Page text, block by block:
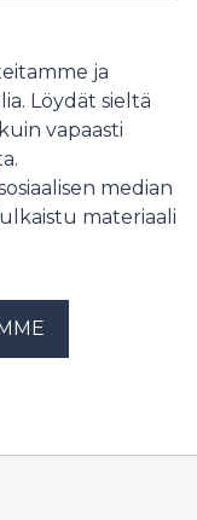
ja
Löydät sieltä
vapaasti
median
materiaali